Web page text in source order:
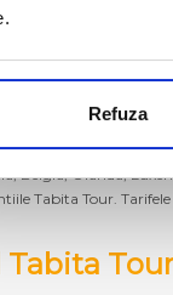
Refuza
Belgia, Olanda,
Tabita Tour.